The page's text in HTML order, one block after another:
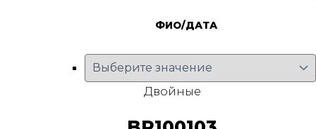
ФИО/ДАТА
Двойные